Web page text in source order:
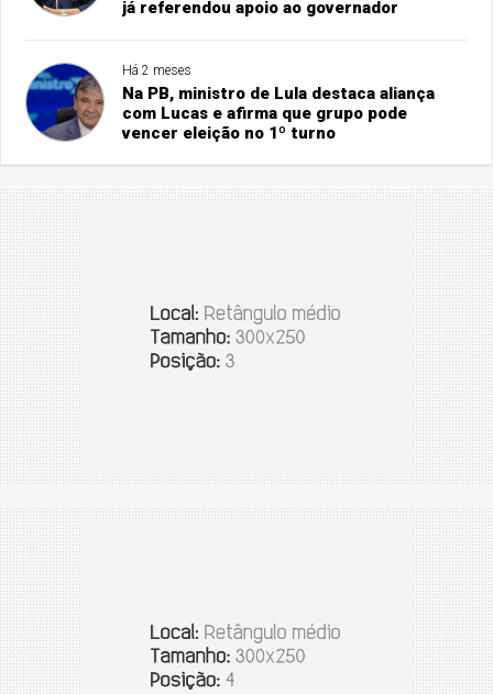
já referendou apoio ao governador
Há 2 meses
Na PB, ministro de Lula destaca aliança
com Lucas e afirma que grupo pode
vencer eleição no 1º turno